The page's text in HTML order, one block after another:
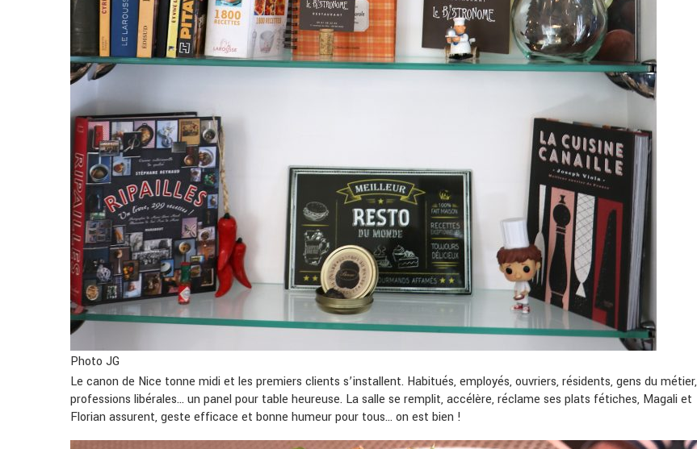
Photo JG
Le canon de Nice tonne midi et les premiers clients s’installent. Habitués, employés, ouvriers, résidents, gens du métier,
professions libérales… un panel pour table heureuse. La salle se remplit, accélère, réclame ses plats fétiches, Magali et
Florian assurent, geste efficace et bonne humeur pour tous… on est bien !